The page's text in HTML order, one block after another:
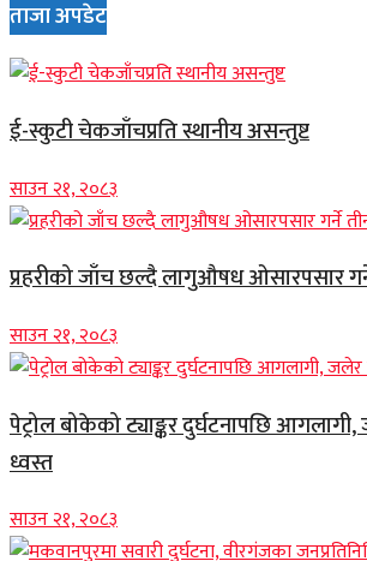
ताजा अपडेट
ई-स्कुटी चेकजाँचप्रति स्थानीय असन्तुष्ट
साउन २१, २०८३
प्रहरीको जाँच छल्दै लागुऔषध ओसारपसार
साउन २१, २०८३
पेट्रोल बोकेको ट्याङ्कर दुर्घटनापछि
ध्वस्त
साउन २१, २०८३